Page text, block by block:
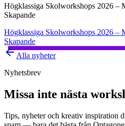
Högklassiga Skolworkshops 2026 –
Skapande
Högklassiga Skolworkshops 2026 –
Skapande
Alla nyheter
Nyhetsbrev
Missa inte nästa
Tips, nyheter och kreativ inspiration